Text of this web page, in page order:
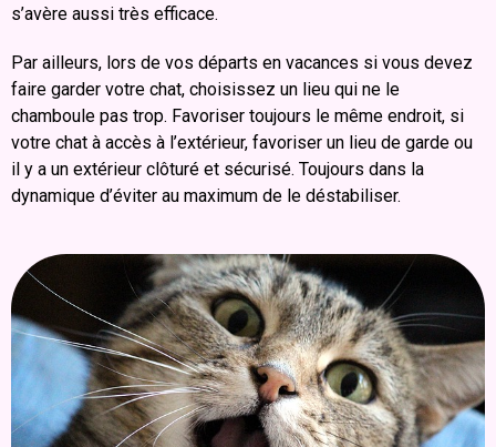
s’avère aussi très efficace.
Par ailleurs, lors de vos départs en vacances si vous devez
faire garder votre chat, choisissez un lieu qui ne le
chamboule pas trop. Favoriser toujours le même endroit, si
votre chat à accès à l’extérieur, favoriser un lieu de garde ou
il y a un extérieur clôturé et sécurisé. Toujours dans la
dynamique d’éviter au maximum de le déstabiliser.